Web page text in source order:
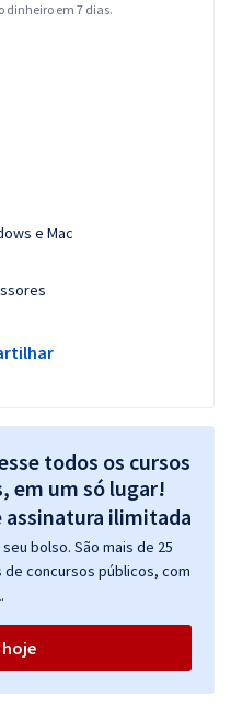
dinheiro em 7 dias.
e Mac
todos os cursos
em um só lugar!
bolso. São mais de 25
concursos públicos, com
hoje